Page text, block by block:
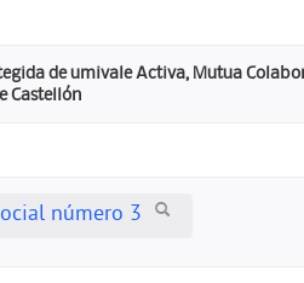
de umivale Activa, Mutua
Castellón
número 3